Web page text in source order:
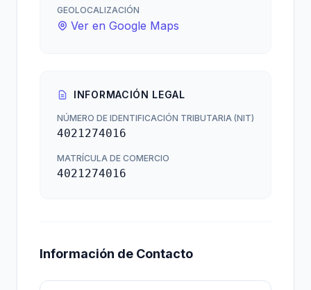
GEOLOCALIZACIÓN
Ver en Google Maps
INFORMACIÓN LEGAL
NÚMERO DE IDENTIFICACIÓN TRIBUTARIA (NIT)
4021274016
MATRÍCULA DE COMERCIO
4021274016
Información de Contacto